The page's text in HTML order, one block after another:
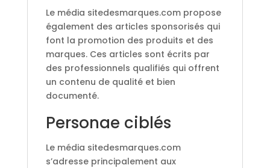
Le média sitedesmarques.com propose
également des articles sponsorisés qui
font la promotion des produits et des
marques. Ces articles sont écrits par
des professionnels qualifiés qui offrent
un contenu de qualité et bien
documenté.
Personae ciblés
Le média sitedesmarques.com
s’adresse principalement aux